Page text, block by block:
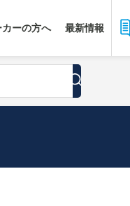
ーの方へ 最新情報